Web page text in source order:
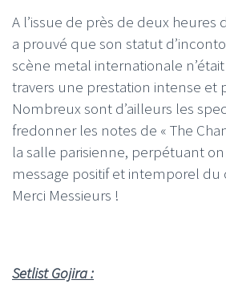
A l’issue de près de deux heures
a prouvé que son statut
scène metal internationale
travers une prestation intense et
Nombreux sont d’ailleurs les
fredonner les notes de « The
la salle parisienne, perpétuant on
message positif et intemporel du
Merci Messieurs !
Setlist Gojira :